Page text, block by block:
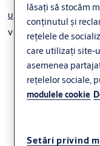
Uși secționale industriale
Vitrate
lăsați să stocăm
conținutul și
rețelele de
care utilizați site-
asemenea
rețelelor sociale,
modulele cookie
Setări privind